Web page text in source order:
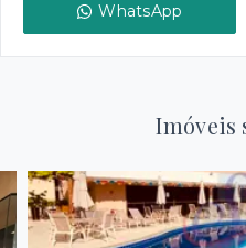
WhatsApp
Imóveis